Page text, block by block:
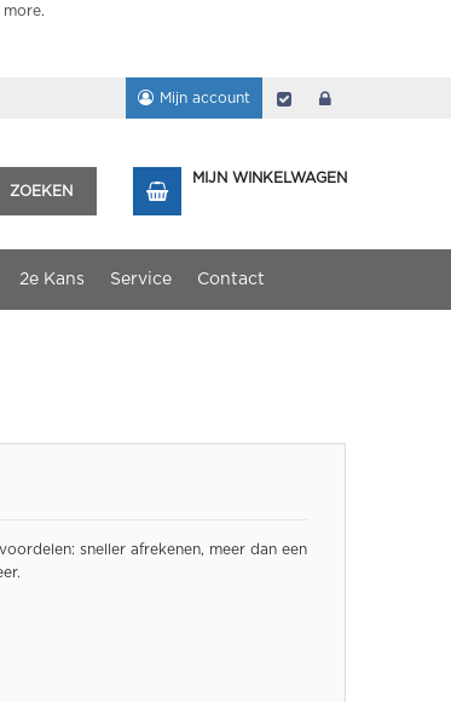
more.
Mijn account Afrekenen
ZOEKEN
MIJN WINKELWAGEN
2e Kans Service Contact
sneller afrekenen, meer dan een